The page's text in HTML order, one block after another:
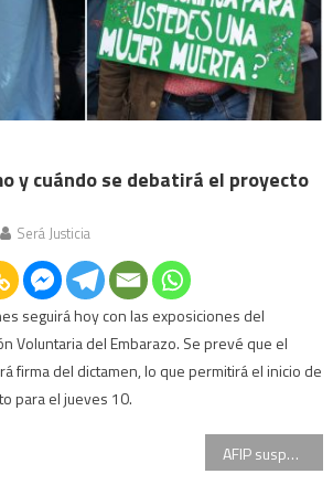
y cuándo se debatirá el proyecto
Será Justicia
seguirá hoy con las exposiciones del
Voluntaria del Embarazo. Se prevé que el
firma del dictamen, lo que permitirá el inicio de
para el jueves 10.
AFIP suspende los embargos a las pyme por deudas hasta el 14 de agosto